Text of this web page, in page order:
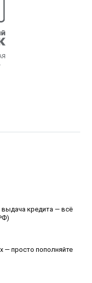
выдача кредита — всё
— просто пополняйте